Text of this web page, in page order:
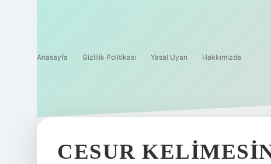
Anasayfa Gizlilik Politikası Yasal Uyarı Hakkımızda
CESUR